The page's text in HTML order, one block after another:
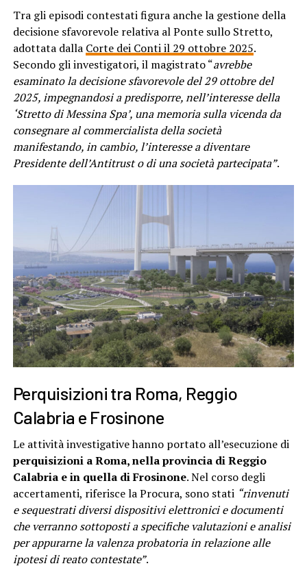
Tra gli episodi contestati figura anche la gestione della
decisione sfavorevole relativa al Ponte sullo Stretto,
adottata dalla Corte dei Conti il 29 ottobre 2025.
Secondo gli investigatori, il magistrato “avrebbe
esaminato la decisione sfavorevole del 29 ottobre del
2025, impegnandosi a predisporre, nell’interesse della
‘Stretto di Messina Spa’, una memoria sulla vicenda da
consegnare al commercialista della società
manifestando, in cambio, l’interesse a diventare
Presidente dell’Antitrust o di una società partecipata”.
Perquisizioni tra Roma, Reggio
Calabria e Frosinone
Le attività investigative hanno portato all’esecuzione di
perquisizioni a Roma, nella provincia di Reggio
Calabria e in quella di Frosinone. Nel corso degli
accertamenti, riferisce la Procura, sono stati “rinvenuti
e sequestrati diversi dispositivi elettronici e documenti
che verranno sottoposti a specifiche valutazioni e analisi
per appurarne la valenza probatoria in relazione alle
ipotesi di reato contestate”.